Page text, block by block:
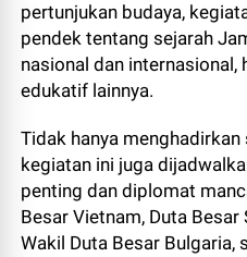
pertunjukan budaya,
pendek tentang sejarah
nasional dan internasional,
edukatif lainnya.
Tidak hanya
kegiatan ini juga
penting dan diplomat
Besar Vietnam, Duta Besar
Wakil Duta Besar